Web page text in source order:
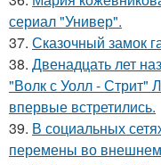
сериал "Универ".
37. Сказочный замок
38. Двенадцать лет
"Волк с Уолл - Стрит"
впервые встретились.
39. В социальных
перемены во